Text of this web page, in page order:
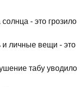
- это грозило
личные вещи - это
табу уводило